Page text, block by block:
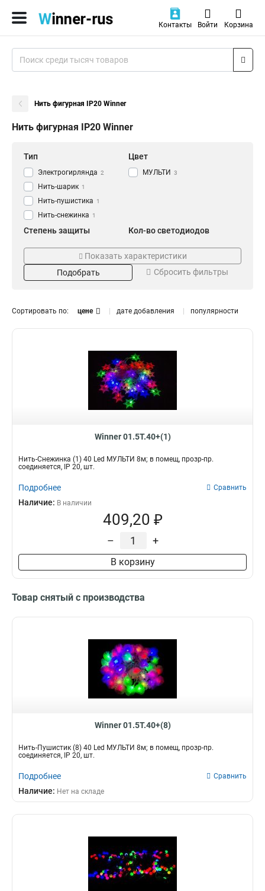
Контакты Войти Корзина
Нить фигурная IP20 Winner
Нить фигурная IP20 Winner
Тип
Электрогирлянда 2
Нить-шарик 1
Нить-пушистика 1
Нить-снежинка 1
Цвет
МУЛЬТИ 3
Степень защиты
IP20 3
Кол-во светодиодов
100 1
40 2
Цвет провода
Показать характеристики
Подобрать
Сбросить фильтры
Сортировать по: цене дате добавления популярности
Winner 01.5T.40+(1)
Нить-Снежинка (1) 40 Led МУЛЬТИ 8м; в помещ, прозр-пр.
соединяется, IP 20, шт.
Подробнее Сравнить
Наличие: В наличии
409,20 ₽
– +
В корзину
Товар снятый с производства
Winner 01.5T.40+(8)
Нить-Пушистик (8) 40 Led МУЛЬТИ 8м; в помещ, прозр-пр.
соединяется, IP 20, шт.
Подробнее Сравнить
Наличие: Нет на складе